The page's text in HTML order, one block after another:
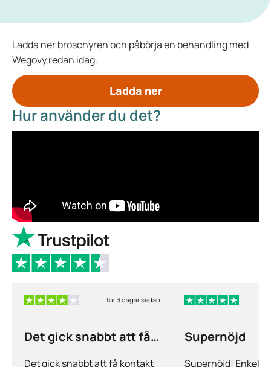
Ladda ner broschyren och påbörja en behandling med
Wegovy redan idag.
Ladda ner
Hur använder du det?
för 3 dagar sedan
Det gick snabbt att få
Det gick snabbt att få kontakt
Supernöjd
Supernöjd! Enkelt